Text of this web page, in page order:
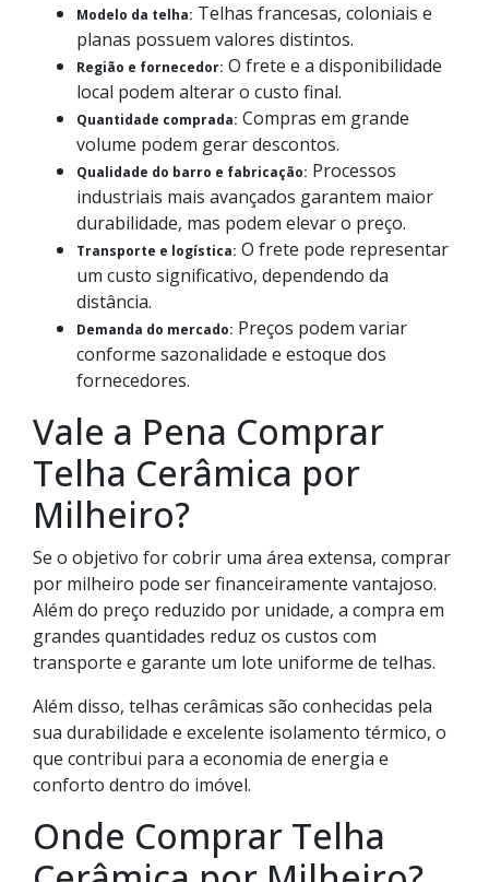
Modelo da telha: Telhas francesas, coloniais e
planas possuem valores distintos.
Região e fornecedor: O frete e a disponibilidade
local podem alterar o custo final.
Quantidade comprada: Compras em grande
volume podem gerar descontos.
Qualidade do barro e fabricação: Processos
industriais mais avançados garantem maior
durabilidade, mas podem elevar o preço.
Transporte e logística: O frete pode representar
um custo significativo, dependendo da
distância.
Demanda do mercado: Preços podem variar
conforme sazonalidade e estoque dos
fornecedores.
Vale a Pena Comprar
Telha Cerâmica por
Milheiro?
Se o objetivo for cobrir uma área extensa, comprar
por milheiro pode ser financeiramente vantajoso.
Além do preço reduzido por unidade, a compra em
grandes quantidades reduz os custos com
transporte e garante um lote uniforme de telhas.
Além disso, telhas cerâmicas são conhecidas pela
sua durabilidade e excelente isolamento térmico, o
que contribui para a economia de energia e
conforto dentro do imóvel.
Onde Comprar Telha